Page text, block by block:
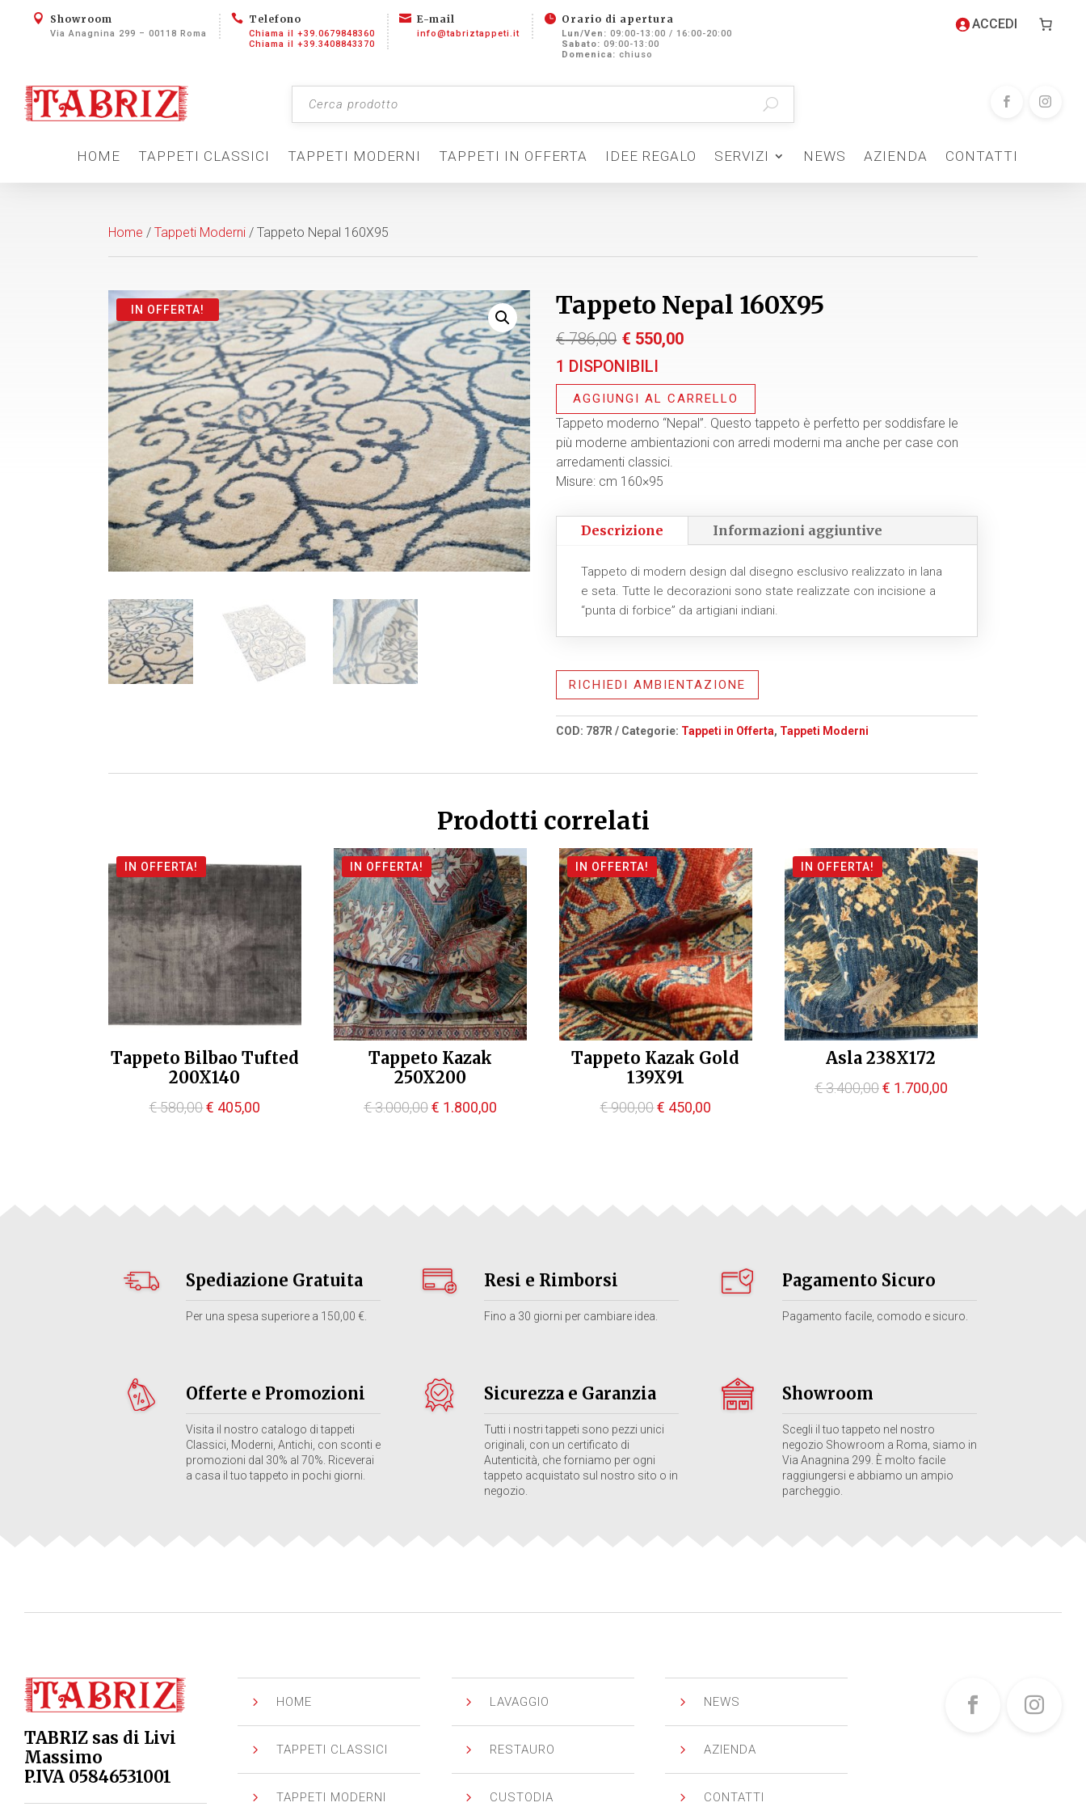
 Showroom
Via Anagnina 299 – 00118 Roma
 Telefono
Chiama il +39.0679848360
Chiama il +39.3408843370
 E-mail
info@tabriztappeti.it
 Orario di apertura
Lun/Ven: 09:00-13:00 / 16:00-20:00
Sabato: 09:00-13:00
Domenica: chiuso
ACCEDI
HOME TAPPETI CLASSICI TAPPETI MODERNI TAPPETI IN OFFERTA IDEE REGALO SERVIZI NEWS AZIENDA CONTATTI
Home /Tappeti Moderni / Tappeto Nepal 160X95
IN OFFERTA! Tappeto Nepal 160X95
€786,00 Il
prezzo
originale
era:
€ 786,00.
€ 550,00Il
è:
€ 550,00.
1 DISPONIBILI
AGGIUNGI AL CARRELLO
Tappeto moderno “Nepal”. Questo tappeto è perfetto per soddisfare le
più moderne ambientazioni con arredi moderni ma anche per case con
arredamenti classici.
Misure: cm 160×95
Descrizione Informazioni aggiuntive
Tappeto di modern design dal disegno esclusivo realizzato in lana
e seta. Tutte le decorazioni sono state realizzate con incisione a
“punta di forbice” da artigiani indiani.
RICHIEDI AMBIENTAZIONE
COD: 787R Categorie: Tappeti in Offerta, Tappeti Moderni
Prodotti correlati
IN OFFERTA!
Tappeto Bilbao Tufted
200X140
€580,00Il
€ 405,00
IN OFFERTA!
Tappeto Kazak
250X200
€3.000,00Il
€ 1.800,00Il
IN OFFERTA!
Tappeto Kazak Gold
139X91
€900,00Il
€ 450,00
IN OFFERTA!
Asla 238X172
€3.400,00Il
€ 1.700,00Il
Spediazione Gratuita
Per una spesa superiore a 150,00 €.
Resi e Rimborsi
Fino a 30 giorni per cambiare idea.
Pagamento Sicuro
Pagamento facile, comodo e sicuro.
Offerte e Promozioni
Visita il nostro catalogo di tappeti
Classici, Moderni, Antichi, con sconti e
promozioni dal 30% al 70%. Riceverai
a casa il tuo tappeto in pochi giorni.
Sicurezza e Garanzia
Tutti i nostri tappeti sono pezzi unici
originali, con un certificato di
Autenticità, che forniamo per ogni
tappeto acquistato sul nostro sito o in
negozio.
Showroom
Scegli il tuo tappeto nel nostro
negozio Showroom a Roma, siamo in
Via Anagnina 299. È molto facile
raggiungersi e abbiamo un ampio
parcheggio.
TABRIZ sas di Livi
Massimo
P.IVA 05846531001
5 HOME
5 TAPPETI CLASSICI
5 TAPPETI MODERNI
5 LAVAGGIO
5 RESTAURO
5 CUSTODIA
5 NEWS
5 AZIENDA
5 CONTATTI